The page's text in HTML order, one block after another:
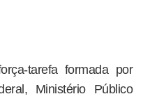
tarefa formada por
Ministério Público